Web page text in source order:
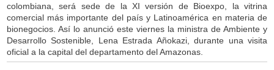
colombiana, será sede de la XI versión de Bioexpo, la vitrina
comercial más importante del país y Latinoamérica en materia de
bionegocios. Así lo anunció este viernes la ministra de Ambiente y
Desarrollo Sostenible, Lena Estrada Añokazi, durante una visita
oficial a la capital del departamento del Amazonas.